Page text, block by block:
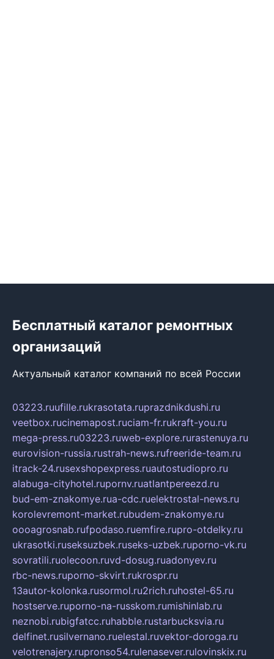
Бесплатный каталог ремонтных
организаций
Актуальный каталог компаний по всей России
03223.ruufille.rukrasotata.ruprazdnikdushi.ru
veetbox.rucinemapost.ruciam-fr.rukraft-you.ru
mega-press.ru03223.ruweb-explore.rurastenuya.ru
eurovision-russia.rustrah-news.rufreeride-team.ru
itrack-24.rusexshopexpress.ruautostudiopro.ru
alabuga-cityhotel.rupornv.ruatlantpereezd.ru
bud-em-znakomye.rua-cdc.ruelektrostal-news.ru
korolevremont-market.rubudem-znakomye.ru
oooagrosnab.rufpodaso.ruemfire.rupro-otdelky.ru
ukrasotki.ruseksuzbek.ruseks-uzbek.ruporno-vk.ru
sovratili.ruolecoon.ruvd-dosug.ruadonyev.ru
rbc-news.ruporno-skvirt.rukrospr.ru
13autor-kolonka.rusormol.ru2rich.ruhostel-65.ru
hostserve.ruporno-na-russkom.rumishinlab.ru
neznobi.rubigfatcc.ruhabble.rustarbucksvia.ru
delfinet.rusilvernano.ruelestal.ruvektor-doroga.ru
velotrenajery.rupronso54.rulenasever.rulovinskix.ru